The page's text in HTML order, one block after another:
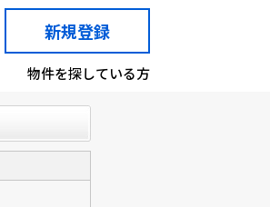
新規登録
物件を探している方